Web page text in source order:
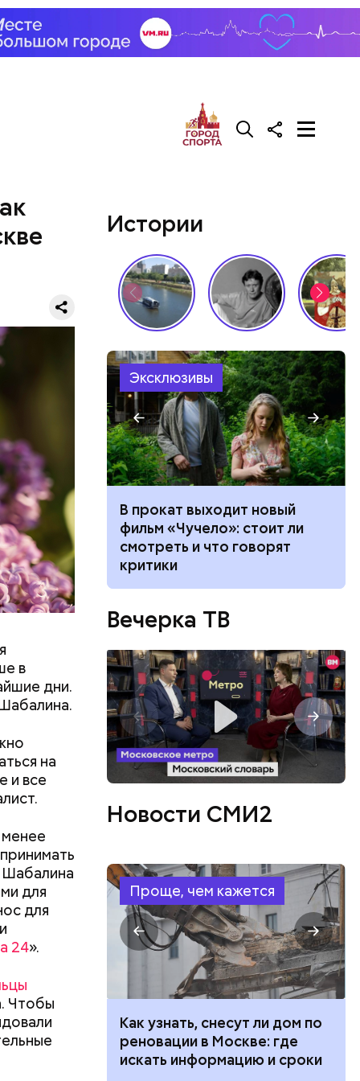
в
дни.
на
и все
Шабалина
для
для
24».
Чтобы
Истории
Эксклюзивы
как
В прокат выходит новый
фильм «Чучело»: стоит ли
смотреть и что говорят
критики
Вечерка ТВ
Новости СМИ2
Проще, чем кажется
тысяч
при
Как узнать, снесут ли дом по
реновации в Москве: где
искать информацию и сроки